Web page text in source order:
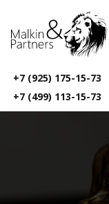
+7 (925) 175-15-73
+7 (499) 113-15-73